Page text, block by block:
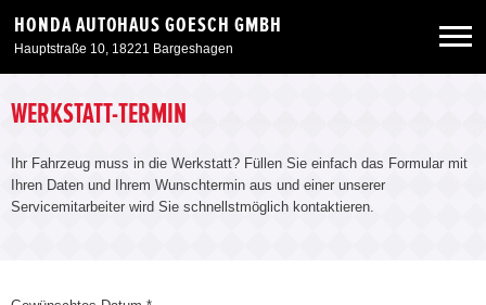
HONDA AUTOHAUS GOESCH GMBH
Hauptstraße 10, 18221 Bargeshagen
Neuwagen
Gebrauchtwagen
WERKSTATT-TERMIN
Ihr Fahrzeug muss in die Werkstatt? Füllen Sie einfach das Formular mit
Ihren Daten und Ihrem Wunschtermin aus und einer unserer
Servicemitarbeiter wird Sie schnellstmöglich kontaktieren.